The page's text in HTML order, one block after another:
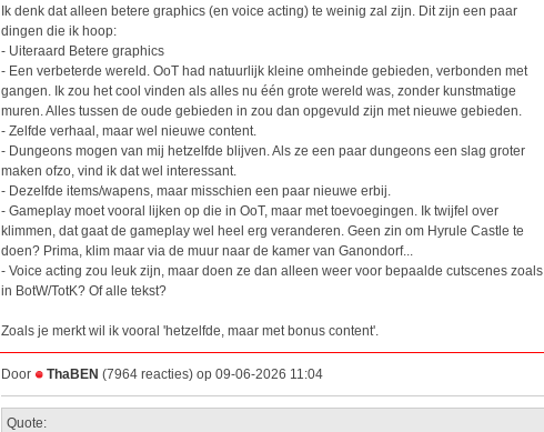
Ik denk dat alleen betere graphics (en voice acting) te weinig zal zijn. Dit zijn een paar
dingen die ik hoop:
- Uiteraard Betere graphics
- Een verbeterde wereld. OoT had natuurlijk kleine omheinde gebieden, verbonden met
gangen. Ik zou het cool vinden als alles nu één grote wereld was, zonder kunstmatige
muren. Alles tussen de oude gebieden in zou dan opgevuld zijn met nieuwe gebieden.
- Zelfde verhaal, maar wel nieuwe content.
- Dungeons mogen van mij hetzelfde blijven. Als ze een paar dungeons een slag groter
maken ofzo, vind ik dat wel interessant.
- Dezelfde items/wapens, maar misschien een paar nieuwe erbij.
- Gameplay moet vooral lijken op die in OoT, maar met toevoegingen. Ik twijfel over
klimmen, dat gaat de gameplay wel heel erg veranderen. Geen zin om Hyrule Castle te
doen? Prima, klim maar via de muur naar de kamer van Ganondorf...
- Voice acting zou leuk zijn, maar doen ze dan alleen weer voor bepaalde cutscenes zoals
in BotW/TotK? Of alle tekst?
Zoals je merkt wil ik vooral 'hetzelfde, maar met bonus content'.
Door ThaBEN (7964 reacties) op 09-06-2026 11:04
Quote: